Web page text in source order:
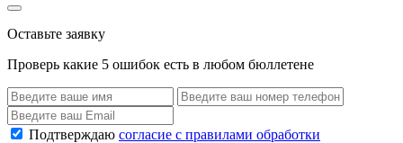
Оставьте заявку
Проверь какие 5 ошибок есть в любом бюллетене
Подтверждаю согласие с правилами обработки